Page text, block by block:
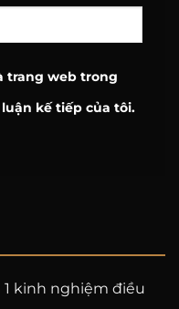
trang web trong
kế tiếp của tôi.
kinh nghiệm điều